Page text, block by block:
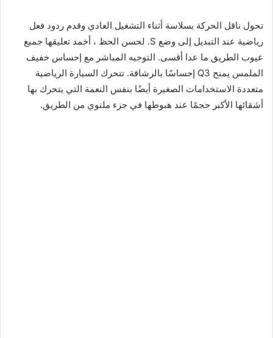
تحول ناقل الحركة بسلاسة أثناء التشغيل العادي وقدم ردود فعل
رياضية عند التبديل إلى وضع S. لحسن الحظ ، أخمد تعليقها جميع
عيوب الطريق ما عدا أقسى. التوجيه المباشر مع إحساس خفيف
الملمس يمنح Q3 إحساسًا بالرشاقة. تتحرك السيارة الرياضية
متعددة الاستخدامات الصغيرة أيضًا بنفس النعمة التي يتحرك بها
أشقائها الأكبر حجمًا عند هبوطها في جزء ملتوي من الطريق.